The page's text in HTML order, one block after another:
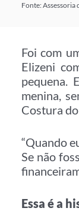
Fonte: Assessoria
Foi com
Elizeni
pequena.
menina,
Costura
“Quando
Se não
Essa é a